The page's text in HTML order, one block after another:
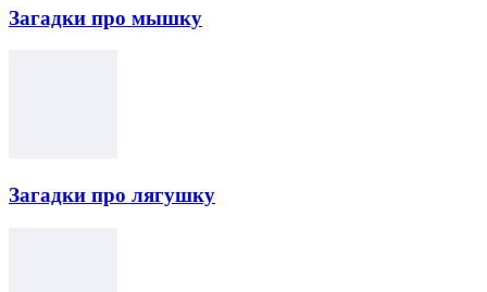
Загадки про мышку
Загадки про лягушку